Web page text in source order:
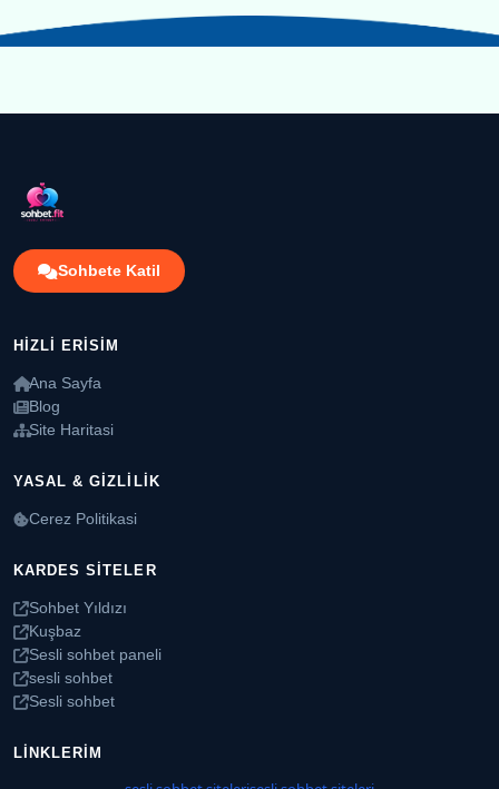
Sohbete Katil
HIZLI ERISIM
Ana Sayfa
Blog
Site Haritasi
YASAL & GIZLILIK
Cerez Politikasi
KARDES SITELER
Sohbet Yıldızı
Kuşbaz
Sesli sohbet paneli
sesli sohbet
Sesli sohbet
LINKLERIM